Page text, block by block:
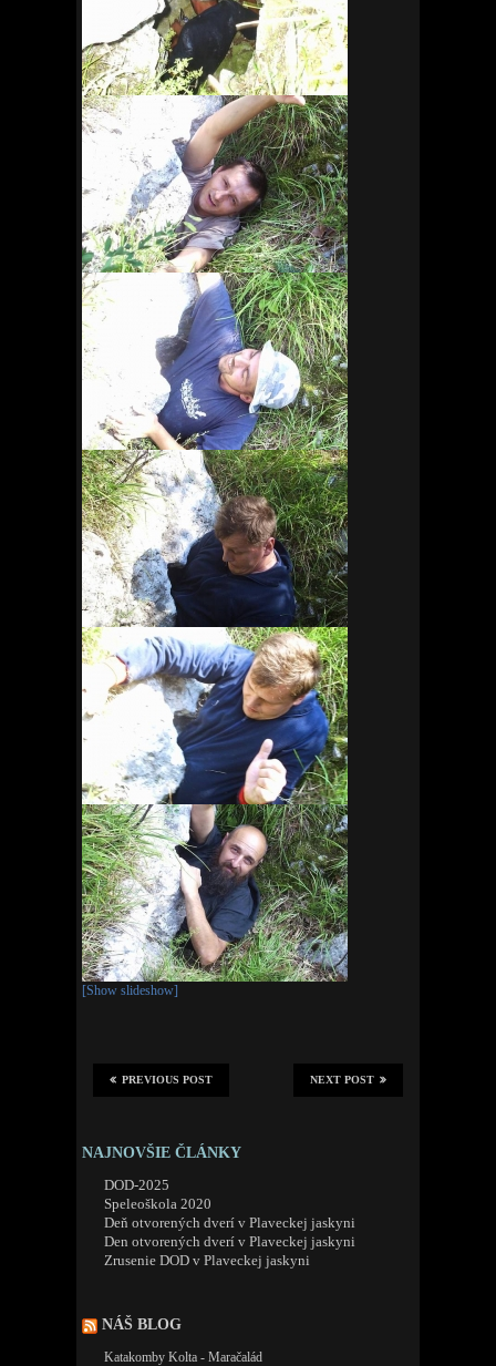
[Show slideshow]
NEXT POST
PREVIOUS POST
NAJNOVŠIE ČLÁNKY
DOD-2025
Speleoškola 2020
Deň otvorených dverí v Plaveckej jaskyni
Den otvorených dverí v Plaveckej jaskyni
Zrusenie DOD v Plaveckej jaskyni
NÁŠ BLOG
Katakomby Kolta - Maračalád